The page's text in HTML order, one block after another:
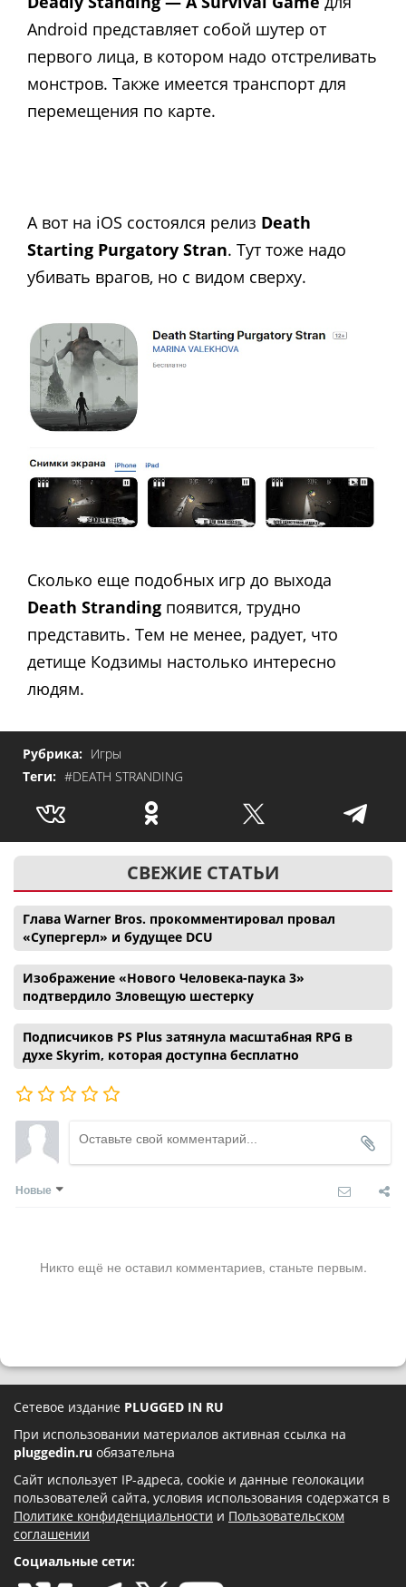
Android представляет собой шутер от
первого лица, в котором надо отстреливать
монстров. Также имеется транспорт для
перемещения по карте.
А вот на iOS состоялся релиз Death
Starting Purgatory Stran. Тут тоже надо
убивать врагов, но с видом сверху.
Сколько еще подобных игр до выхода
Death Stranding появится, трудно
представить. Тем не менее, радует, что
детище Кодзимы настолько интересно
людям.
Рубрика: Игры
Теги: #DEATH STRANDING
СВЕЖИЕ СТАТЬИ
Глава Warner Bros. прокомментировал провал
«Супергерл» и будущее DCU
Изображение «Нового Человека-паука 3»
подтвердило Зловещую шестерку
Подписчиков PS Plus затянула масштабная RPG в
духе Skyrim, которая доступна бесплатно
Новые
Никто ещё не оставил комментариев, станьте первым.
Сетевое издание PLUGGED IN RU
При использовании материалов активная ссылка на
pluggedin.ru обязательна
Сайт использует IP-адреса, cookie и данные геолокации
пользователей сайта, условия использования содержатся в
Политике конфиденциальности и Пользовательском
соглашении
Социальные сети: